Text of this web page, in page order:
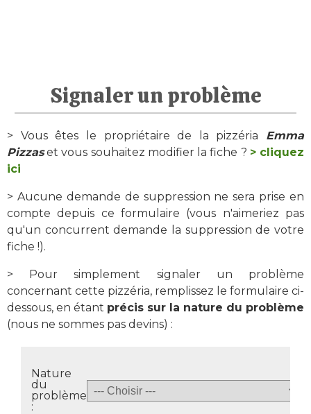
Signaler un problème
> Vous êtes le propriétaire de la pizzéria Emma
Pizzaset vous souhaitez modifier la fiche ? > cliquez
ici
> Aucune demande de suppression ne sera prise en
compte depuis ce formulaire (vous n'aimeriez pas
qu'un concurrent demande la suppression de votre
fiche !).
> Pour simplement signaler un problème
concernant cette pizzéria, remplissez le formulaire ci-
dessous, en étant précis sur la nature du problème
(nous ne sommes pas devins) :
Nature
du
problème
: